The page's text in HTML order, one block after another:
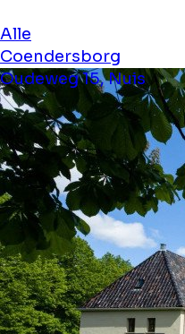
Alle
Coendersborg
Oudeweg 15, Nuis